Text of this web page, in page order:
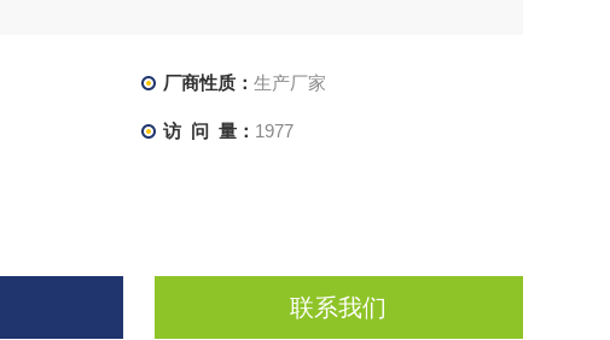
厂商性质： 生产厂家
访 问 量： 1977
联系我们